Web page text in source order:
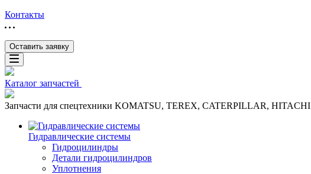
Контакты
Оставить заявку
Каталог запчастей
Запчасти для спецтехники KOMATSU, TEREX, CATERPILLAR, HITACHI
Гидравлические системы
Гидроцилиндры
Детали гидроцилиндров
Уплотнения